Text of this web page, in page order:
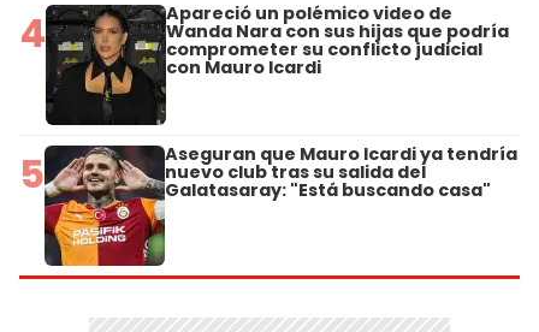
4 Apareció un polémico video de
Wanda Nara con sus hijas que podría
comprometer su conflicto judicial
con Mauro Icardi
5 Aseguran que Mauro Icardi ya tendría
nuevo club tras su salida del
Galatasaray: "Está buscando casa"